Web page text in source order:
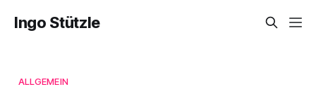
Ingo Stützle
ALLGEMEIN